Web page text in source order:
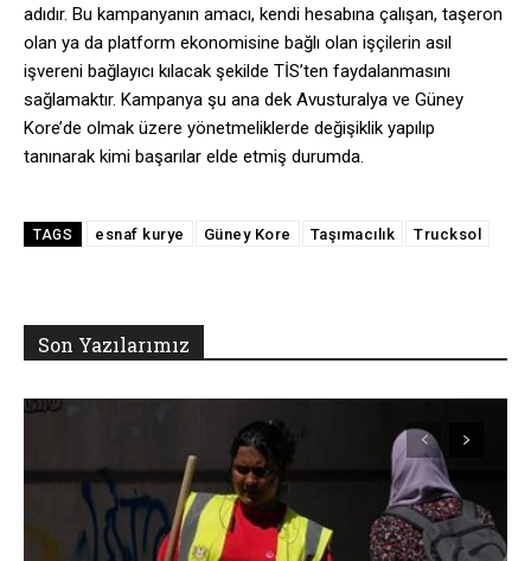
adıdır. Bu kampanyanın amacı, kendi hesabına çalışan, taşeron
olan ya da platform ekonomisine bağlı olan işçilerin asıl
işvereni bağlayıcı kılacak şekilde TİS’ten faydalanmasını
sağlamaktır. Kampanya şu ana dek Avusturalya ve Güney
Kore’de olmak üzere yönetmeliklerde değişiklik yapılıp
tanınarak kimi başarılar elde etmiş durumda.
TAGS esnaf kurye Güney Kore Taşımacılık Trucksol
Son Yazılarımız